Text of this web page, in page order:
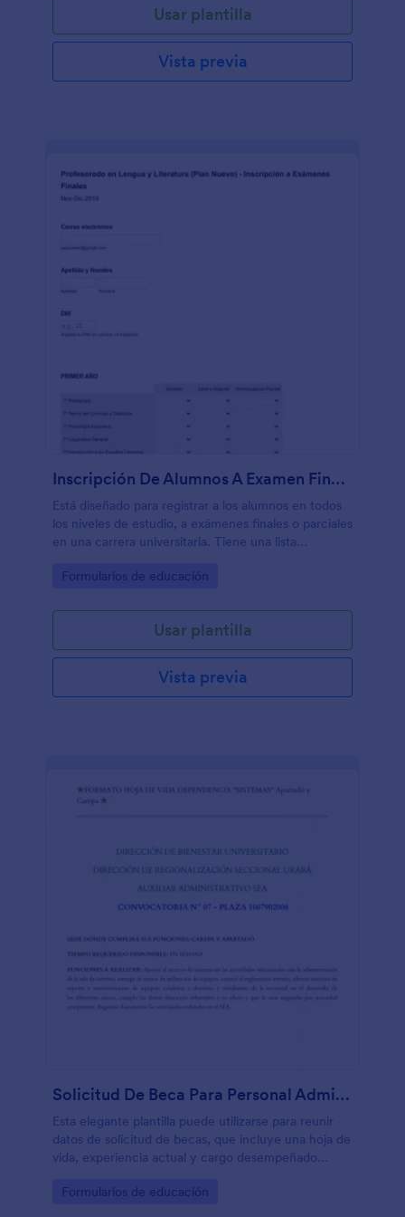
Usar plantilla
Vista previa
Inscripción De Alumnos A Examen Final Carrera De Lengua Y Literatura
Está diseñado para registrar a los alumnos en todos
los niveles de estudio, a exámenes finales o parciales
en una carrera universitaria. Tiene una lista
carrera, agrupadas por año.
Go to Category:
Formularios de educación
Usar plantilla
Vista previa
Solicitud De Beca Para Personal Administrativo Universitario
Esta elegante plantilla puede utilizarse para reunir
datos de solicitud de becas, que incluye una hoja de
vida, experiencia actual y cargo desempeñado
Go to Category:
Formularios de educación